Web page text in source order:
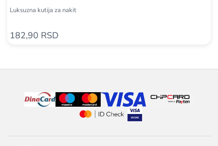
Luksuzna kutija za nakit
182,90 RSD